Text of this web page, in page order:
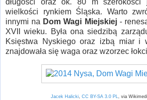
wielkości rynkiem Śląska. Warto
innymi na Dom Wagi Miejskiej-
XVII wieku. Była ona siedzibą
Księstwa Nyskiego oraz izbą miar i
znajdowała się waga oraz wzorzec
Jacek Halicki, CC BY-SA 3.0 PL, via